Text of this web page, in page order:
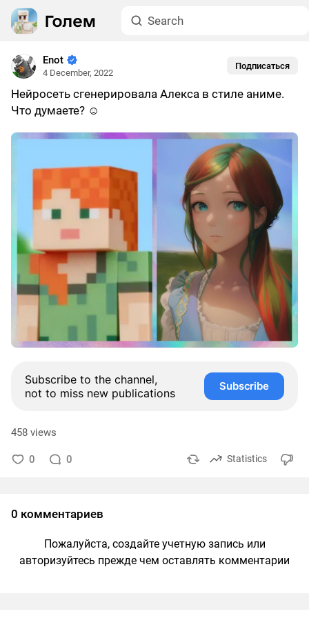
Enot
4 December, 2022
Подписаться
Нейросеть сгенерировала Алекса в стиле аниме.
Что думаете? ☺
Subscribe to the channel,
not to miss new publications
Subscribe
458 views
0 0 Statistics
0 комментариев
Пожалуйста, создайте учетную запись или
авторизуйтесь прежде чем оставлять комментарии